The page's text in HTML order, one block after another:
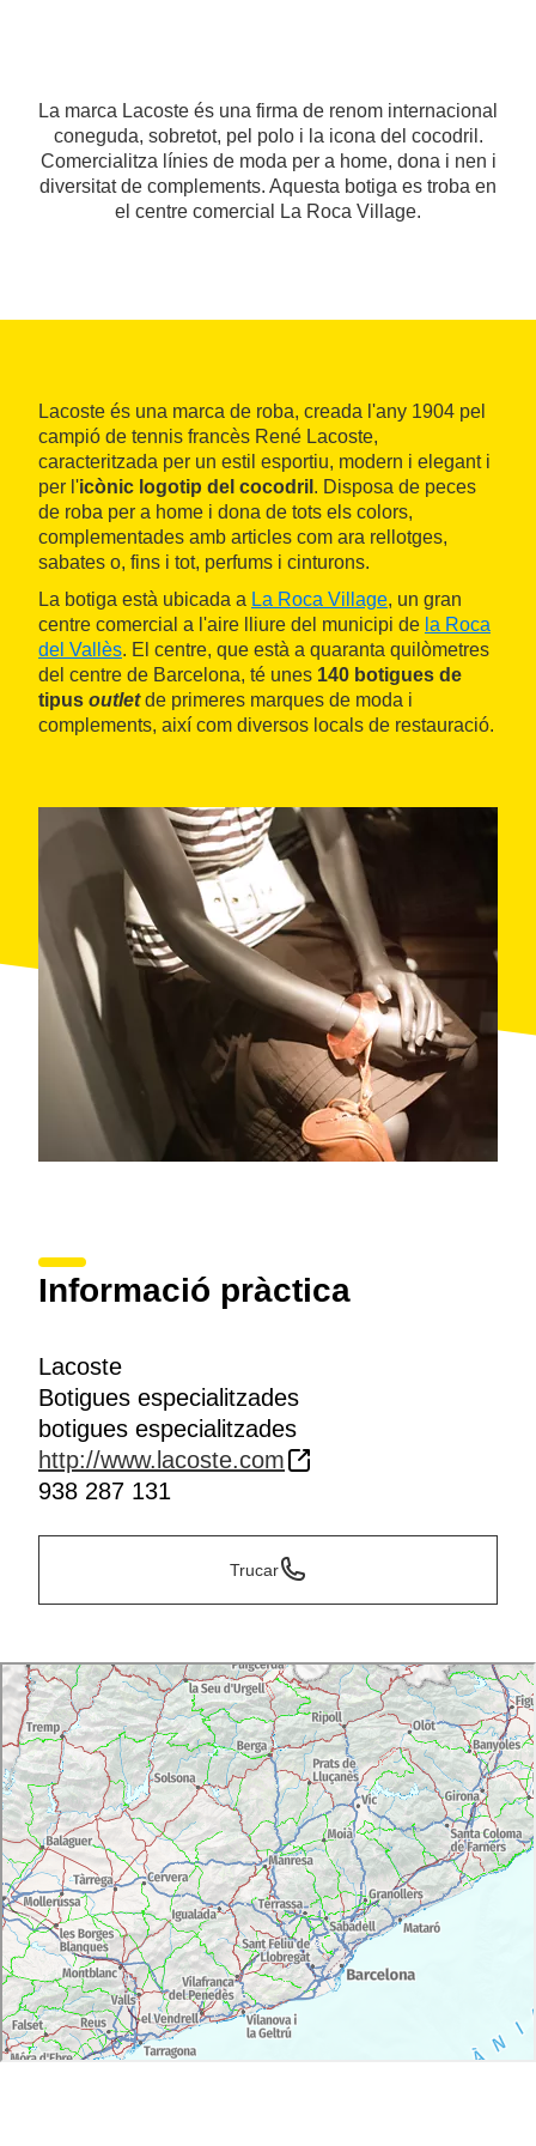
La marca Lacoste és una firma de renom internacional
coneguda, sobretot, pel polo i la icona del cocodril.
Comercialitza línies de moda per a home, dona i nen i
diversitat de complements. Aquesta botiga es troba en
el centre comercial La Roca Village.
Lacoste és una marca de roba, creada l'any 1904 pel
campió de tennis francès René Lacoste,
caracteritzada per un estil esportiu, modern i elegant i
per l'icònic logotip del cocodril . Disposa de peces
de roba per a home i dona de tots els colors,
complementades amb articles com ara rellotges,
sabates o, fins i tot, perfums i cinturons.
La botiga està ubicada a La Roca Village, un gran
centre comercial a l'aire lliure del municipi de la Roca
del Vallès. El centre, que està a quaranta quilòmetres
del centre de Barcelona, té unes 140 botigues de
tipus outletde primeres marques de moda i
complements, així com diversos locals de restauració.
Informació pràctica
Lacoste
Botigues especialitzades
botigues especialitzades
http://www.lacoste.com
938 287 131
Trucar